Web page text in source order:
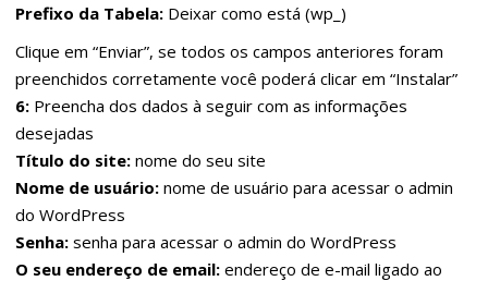
Prefixo da Tabela: Deixar como está (wp_)
Clique em “Enviar”, se todos os campos anteriores foram
preenchidos corretamente você poderá clicar em “Instalar”
6: Preencha dos dados à seguir com as informações
desejadas
Título do site: nome do seu site
Nome de usuário: nome de usuário para acessar o admin
do WordPress
Senha: senha para acessar o admin do WordPress
O seu endereço de email: endereço de e-mail ligado ao